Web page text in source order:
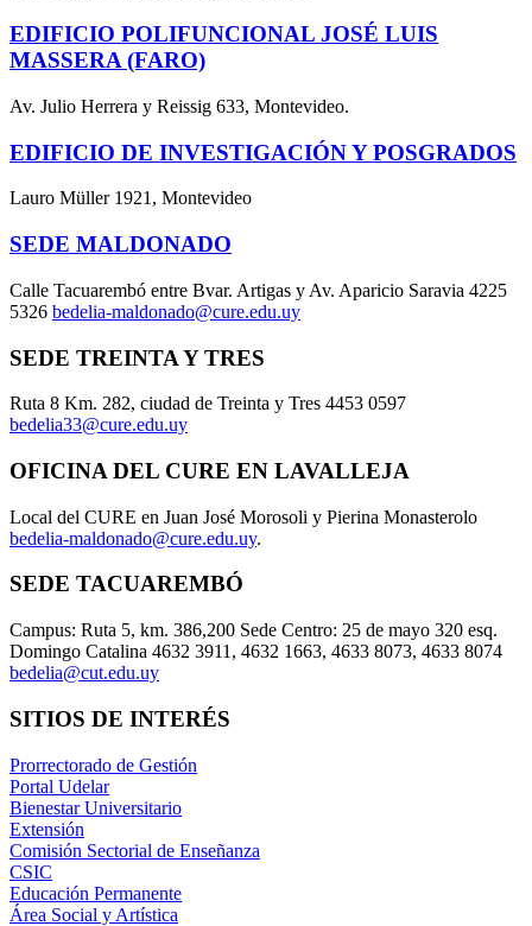
EDIFICIO POLIFUNCIONAL JOSÉ LUIS
MASSERA (FARO)
Av. Julio Herrera y Reissig 633, Montevideo.
EDIFICIO DE INVESTIGACIÓN Y POSGRADOS
Lauro Müller 1921, Montevideo
SEDE MALDONADO
Calle Tacuarembó entre Bvar. Artigas y Av. Aparicio Saravia 4225
5326 bedelia-maldonado@cure.edu.uy
SEDE TREINTA Y TRES
Ruta 8 Km. 282, ciudad de Treinta y Tres 4453 0597
bedelia33@cure.edu.uy
OFICINA DEL CURE EN LAVALLEJA
Local del CURE en Juan José Morosoli y Pierina Monasterolo
bedelia-maldonado@cure.edu.uy.
SEDE TACUAREMBÓ
Campus: Ruta 5, km. 386,200 Sede Centro: 25 de mayo 320 esq.
Domingo Catalina 4632 3911, 4632 1663, 4633 8073, 4633 8074
bedelia@cut.edu.uy
SITIOS DE INTERÉS
Prorrectorado de Gestión
Portal Udelar
Bienestar Universitario
Extensión
Comisión Sectorial de Enseñanza
CSIC
Educación Permanente
Área Social y Artística